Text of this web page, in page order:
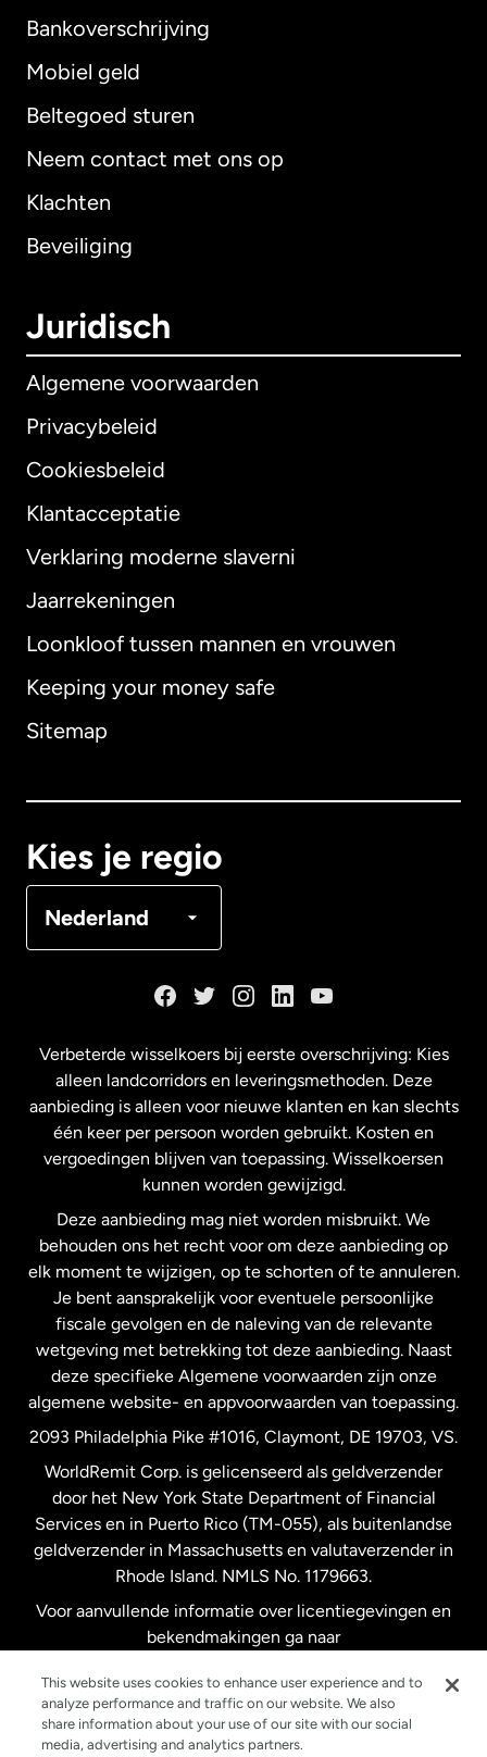
Bankoverschrijving
Mobiel geld
Beltegoed sturen
Neem contact met ons op
Klachten
Beveiliging
Juridisch
Algemene voorwaarden
Privacybeleid
Cookiesbeleid
Klantacceptatie
Verklaring moderne slaverni
Jaarrekeningen
Loonkloof tussen mannen en vrouwen
Keeping your money safe
Sitemap
Kies je regio
Nederland
Internationaal English
Australië
Maleisië
Nederland
Nieuw-Zeeland
Spanje
Verenigd Koninkrijk
Verenigde Staten English
Verenigde Staten Español
Zweden
Verbeterde wisselkoers bij eerste overschrijving: Kies
alleen landcorridors en leveringsmethoden. Deze
aanbieding is alleen voor nieuwe klanten en kan slechts
één keer per persoon worden gebruikt. Kosten en
vergoedingen blijven van toepassing. Wisselkoersen
kunnen worden gewijzigd.
Deze aanbieding mag niet worden misbruikt. We
behouden ons het recht voor om deze aanbieding op
elk moment te wijzigen, op te schorten of te annuleren.
Je bent aansprakelijk voor eventuele persoonlijke
fiscale gevolgen en de naleving van de relevante
wetgeving met betrekking tot deze aanbieding. Naast
deze specifieke Algemene voorwaarden zijn onze
algemene website- en appvoorwaarden van toepassing.
2093 Philadelphia Pike #1016, Claymont, DE 19703, VS.
WorldRemit Corp. is gelicenseerd als geldverzender
door het New York State Department of Financial
Services en in Puerto Rico (TM-055), als buitenlandse
geldverzender in Massachusetts en valutaverzender in
Rhode Island. NMLS No. 1179663.
Voor aanvullende informatie over licentiegevingen en
bekendmakingen ga naar
This website uses cookies to enhance user experience and to
analyze performance and traffic on our website. We also
share information about your use of our site with our social
media, advertising and analytics partners.